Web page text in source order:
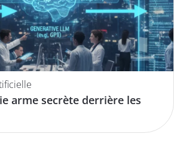
arme secrète derrière les